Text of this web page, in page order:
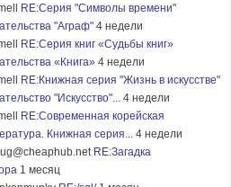
RE:Серия "Символы времени"
"Аграф" 4 недели
RE:Серия книг «Судьбы книг»
«Книга» 4 недели
RE:Книжная серия "Жизнь в искусстве"
"Искусство"... 4 недели
RE:Современная корейская
Книжная серия... 4 недели
RE:Загадка
1 месяц